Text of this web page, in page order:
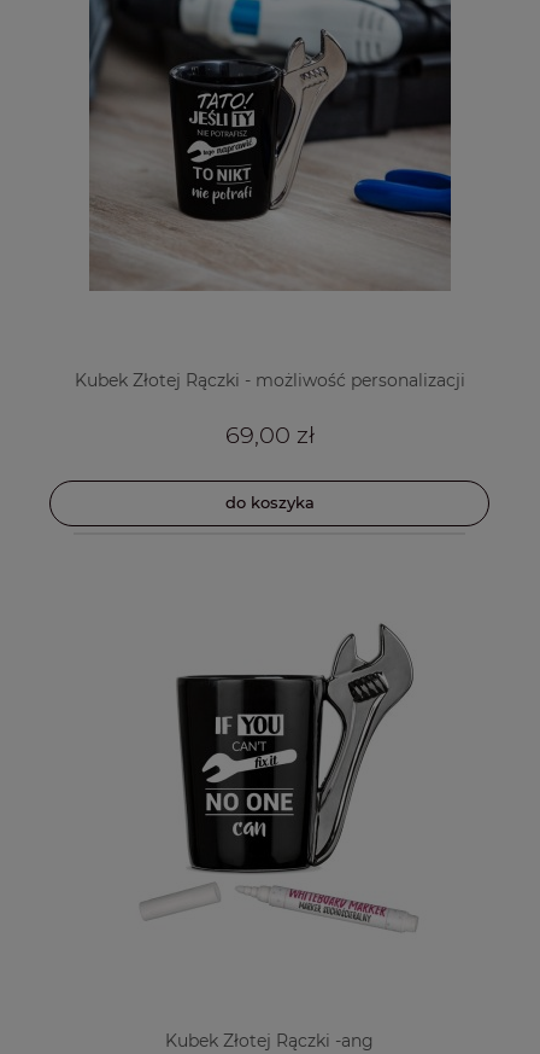
Kubek Złotej Rączki - możliwość personalizacji
69,00 zł
do koszyka
Kubek Złotej Rączki -ang